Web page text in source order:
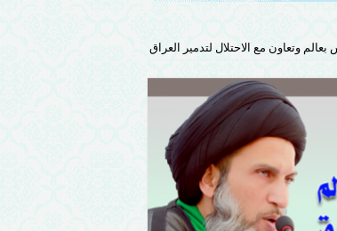
وتعاون مع الاحتلال لتدمير العراق